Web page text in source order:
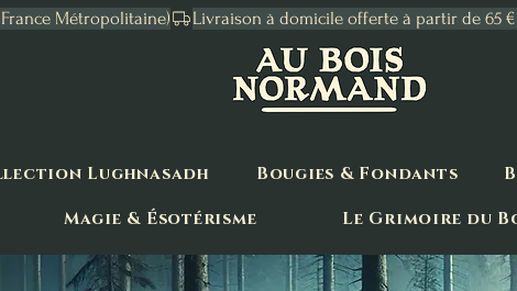
Métropolitaine)
Lughnasadh Bougies & Fondants
Magie & Ésotérisme Le Grimoire du